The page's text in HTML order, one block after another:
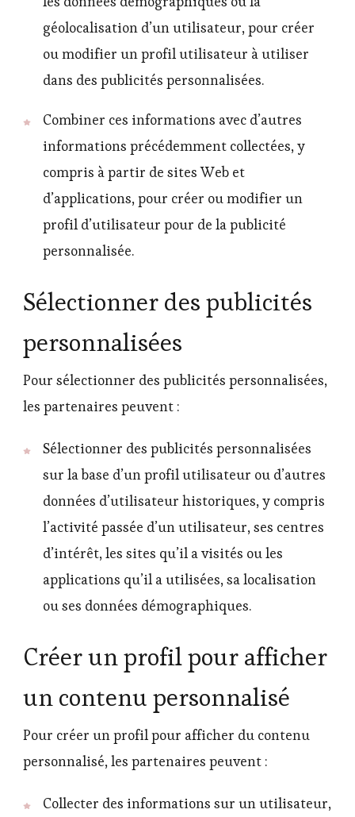
géolocalisation d’un utilisateur, pour créer
ou modifier un profil utilisateur à utiliser
dans des publicités personnalisées.
Combiner ces informations avec d’autres
informations précédemment collectées, y
compris à partir de sites Web et
d’applications, pour créer ou modifier un
profil d’utilisateur pour de la publicité
personnalisée.
Sélectionner des publicités
personnalisées
Pour sélectionner des publicités personnalisées,
les partenaires peuvent :
Sélectionner des publicités personnalisées
sur la base d’un profil utilisateur ou d’autres
données d’utilisateur historiques, y compris
l’activité passée d’un utilisateur, ses centres
d’intérêt, les sites qu’il a visités ou les
applications qu’il a utilisées, sa localisation
ou ses données démographiques.
Créer un profil pour afficher
un contenu personnalisé
Pour créer un profil pour afficher du contenu
personnalisé, les partenaires peuvent :
Collecter des informations sur un utilisateur,